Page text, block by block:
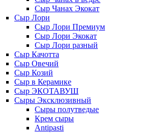
Сыр Чанах Экокат
Сыр Лори
Сыр Лори Премиум
Сыр Лори Экокат
Сыр Лори разный
Сыр Качотта
Сыр Овечий
Сыр Козий
Сыр в Керамике
Сыр ЭКОТАВУШ
Сыры Эксклюзивный
Сыры полутведые
Крем сыры
Antipasti